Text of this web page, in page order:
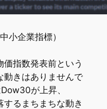
小企業指標）
指数発表前という
動きはありませんで
が上昇、
るまちまちな動き